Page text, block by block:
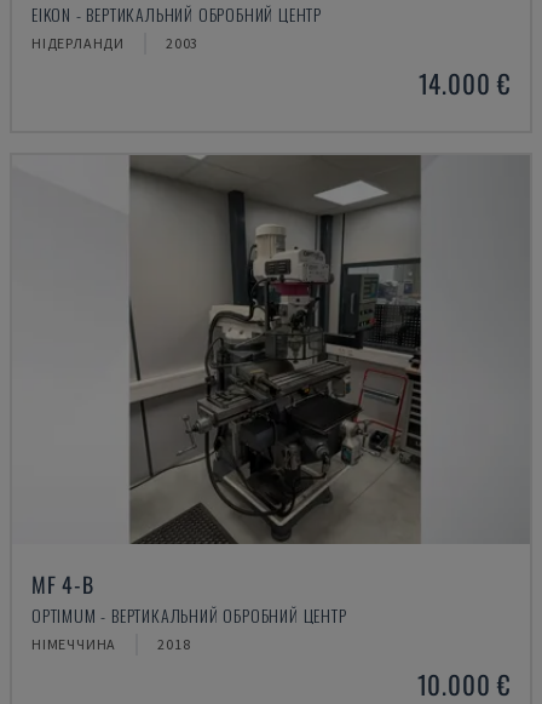
EIKON - ВЕРТИКАЛЬНИЙ ОБРОБНИЙ ЦЕНТР
НІДЕРЛАНДИ 2003
14.000 €
MF 4-B
OPTIMUM - ВЕРТИКАЛЬНИЙ ОБРОБНИЙ ЦЕНТР
НІМЕЧЧИНА 2018
10.000 €